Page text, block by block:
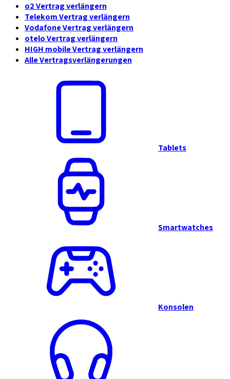
o2 Vertrag verlängern
Telekom Vertrag verlängern
Vodafone Vertrag verlängern
otelo Vertrag verlängern
HIGH mobile Vertrag verlängern
Alle Vertragsverlängerungen
Tablets
Smartwatches
Konsolen